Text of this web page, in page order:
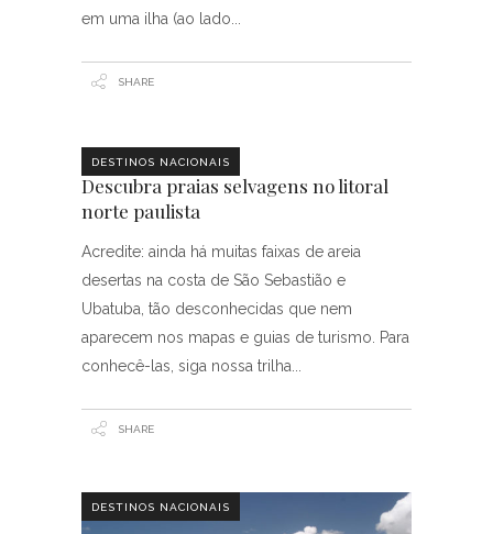
em uma ilha (ao lado
SHARE
DESTINOS NACIONAIS
Descubra praias selvagens no litoral
norte paulista
Acredite: ainda há muitas faixas de areia
desertas na costa de São Sebastião e
Ubatuba, tão desconhecidas que nem
aparecem nos mapas e guias de turismo. Para
conhecê-las, siga nossa trilha
SHARE
DESTINOS NACIONAIS